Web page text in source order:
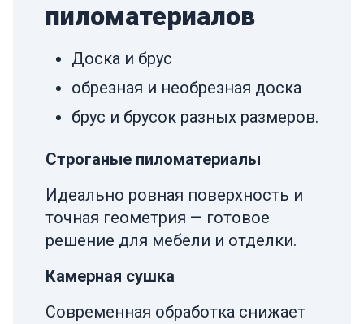
пиломатериалов
Доска и брус
обрезная и необрезная доска
брус и брусок разных размеров.
Строганые пиломатериалы
Идеально ровная поверхность и
точная геометрия — готовое
решение для мебели и отделки.
Камерная сушка
Современная обработка снижает